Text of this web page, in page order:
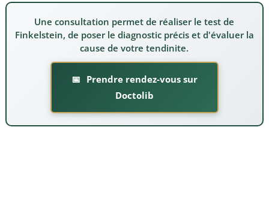
Une consultation permet de réaliser le test de
Finkelstein, de poser le diagnostic précis et d'évaluer la
cause de votre tendinite.
Prendre rendez-vous sur
Doctolib